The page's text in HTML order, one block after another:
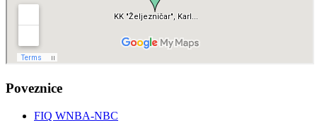
Poveznice
FIQ WNBA-NBC